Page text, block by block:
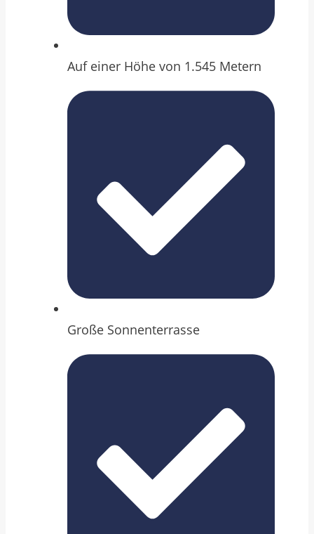
Auf einer Höhe von 1.545 Metern
Große Sonnenterrasse